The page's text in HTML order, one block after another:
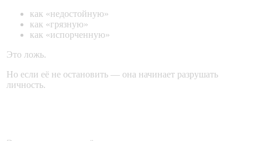
как «недостойную»
как «грязную»
как «испорченную»
Это ложь.
Но если её не остановить — она начинает разрушать
личность.